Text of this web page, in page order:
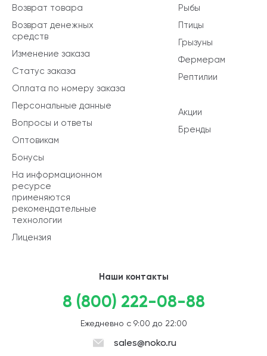
Рыбы
Птицы
Грызуны
Фермерам
Рептилии
Акции
Бренды
Возврат товара
Возврат денежных
средств
Изменение заказа
Статус заказа
Оплата по номеру заказа
Персональные данные
Вопросы и ответы
Оптовикам
Бонусы
На информационном
ресурсе
применяются
рекомендательные
технологии
Лицензия
Наши контакты
8 (800) 222-08-88
Ежедневно с 9:00 до 22:00
sales@noko.ru